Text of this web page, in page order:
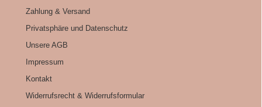
Zahlung & Versand
Privatsphäre und Datenschutz
Unsere AGB
Impressum
Kontakt
Widerrufsrecht & Widerrufsformular